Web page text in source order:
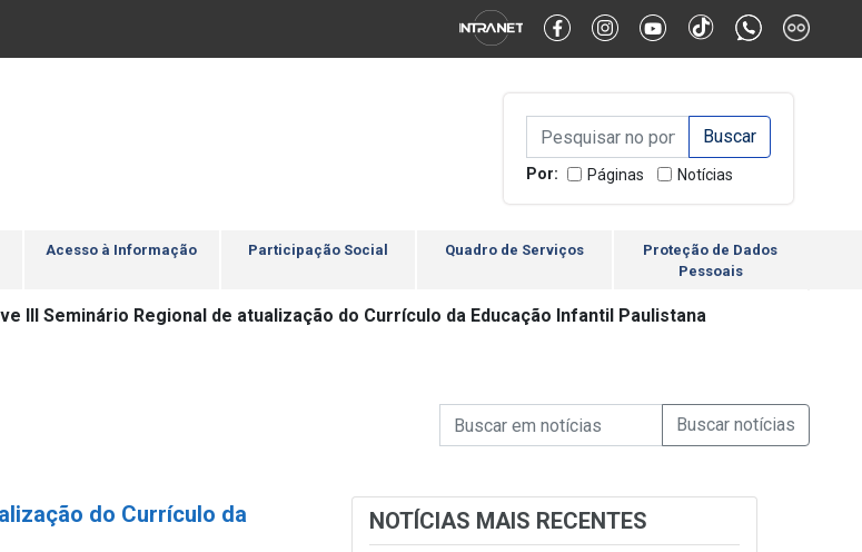
Alternar Alto Contraste Alternar Tamanho da Fonte
Campo de Busca de
Campo de Busca de informaçõesEnviar a Busca
Por: Páginas Notícias
Acesso à Informação Participação Social Quadro de Serviços
Proteção de Dados
Pessoais
III Seminário Regional de atualização do Currículo da Educação Infantil Paulistana
Campo de Busca de Notícias
Campo de Busca de informaçõesEnviar a Busca de
do Currículo da
NOTÍCIAS MAIS RECENTES